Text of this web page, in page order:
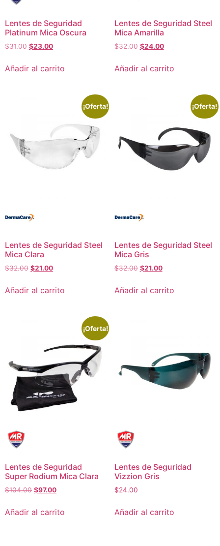
Lentes de Seguridad
Platinum Mica Oscura
$31.00 $23.00
Añadir al carrito
Lentes de Seguridad Steel
Mica Amarilla
$32.00 $24.00
Añadir al carrito
¡Oferta!
Lentes de Seguridad Steel
Mica Clara
$32.00 $21.00
Añadir al carrito
¡Oferta!
Lentes de Seguridad Steel
Mica Gris
$32.00 $21.00
Añadir al carrito
¡Oferta!
Lentes de Seguridad
Super Rodium Mica Clara
$104.00 $97.00
Añadir al carrito
Lentes de Seguridad
Vizzion Gris
$24.00
Añadir al carrito